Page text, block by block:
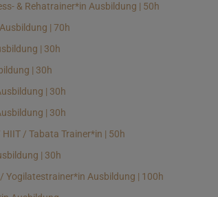
& Rehatrainer*in Ausbildung | 50h
| 70h
| 30h
| 30h
| 30h
| 30h
/ Tabata Trainer*in | 50h
| 30h
Yogilatestrainer*in Ausbildung | 100h